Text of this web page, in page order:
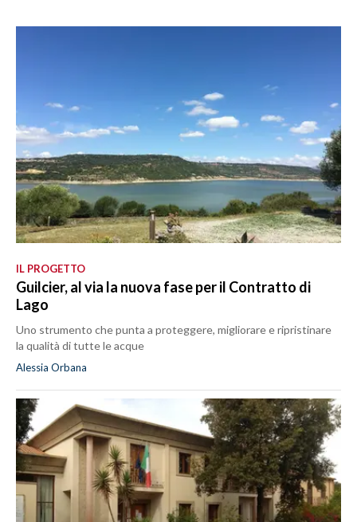
IL PROGETTO
Guilcier, al via la nuova fase per il Contratto di
Lago
Uno strumento che punta a proteggere, migliorare e ripristinare
la qualità di tutte le acque
Alessia Orbana